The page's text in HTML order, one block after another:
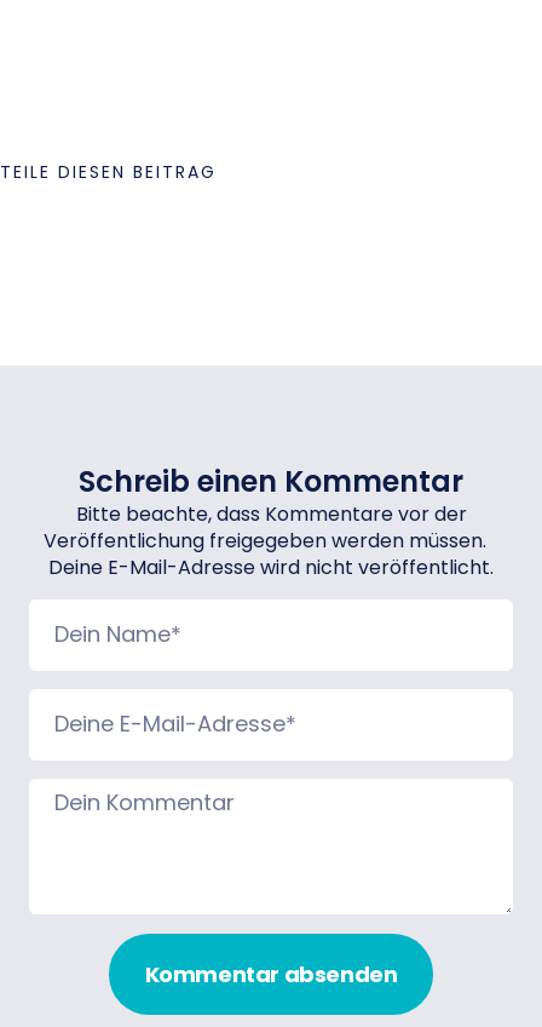
TEILE DIESEN BEITRAG
Schreib einen Kommentar
Bitte beachte, dass Kommentare vor der
Veröffentlichung freigegeben werden müssen.
Deine E-Mail-Adresse wird nicht veröffentlicht.
Kommentar absenden